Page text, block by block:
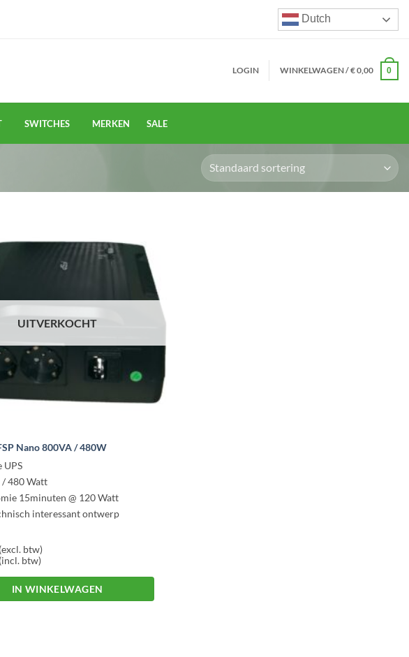
Dutch
LOGIN WINKELWAGEN /€0,00 0
SWITCHES MERKEN SALE
UITVERKOCHT
Nano 800VA / 480W
UPS
/ 480 Watt
15minuten @ 120 Watt
interessant ontwerp
btw)
btw)
IN WINKELWAGEN